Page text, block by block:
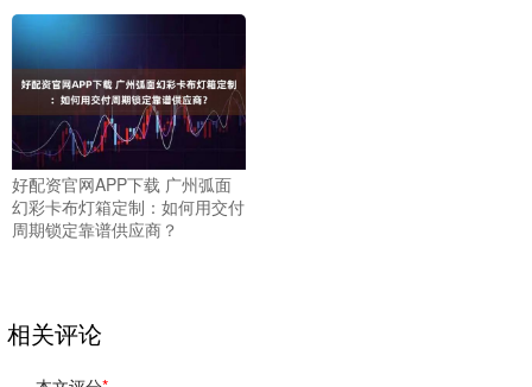
好配资官网APP下载 广州弧面
幻彩卡布灯箱定制：如何用交付
周期锁定靠谱供应商？
相关评论